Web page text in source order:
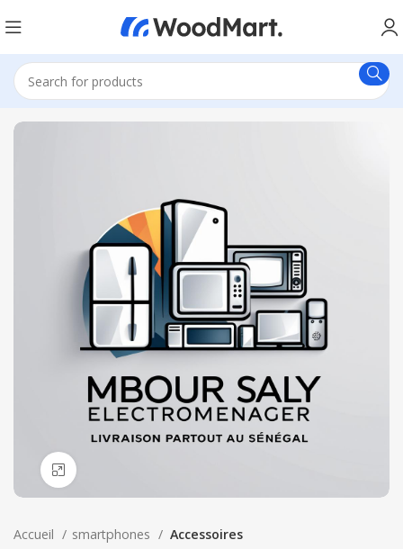
Accueil smartphones Accessoires